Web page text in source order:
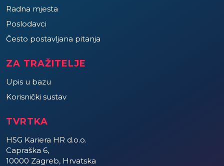
Radna mjesta
Poslodavci
Često postavljana pitanja
ZA TRAŽITELJE
Upis u bazu
Korisnički sustav
TVRTKA
HSG Kariera HR d.o.o.
Capraška 6,
10000 Zagreb, Hrvatska